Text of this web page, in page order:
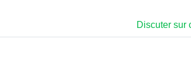
Discuter sur